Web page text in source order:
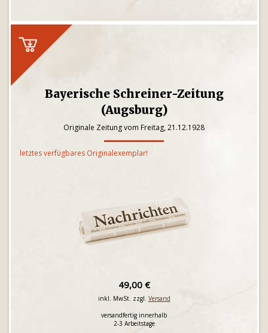
Bayerische Schreiner-Zeitung
(Augsburg)
Originale Zeitung vom Freitag, 21.12.1928
letztes verfügbares Originalexemplar!
49,00 €
inkl. MwSt. zzgl. Versand
versandfertig innerhalb
2-3 Arbeitstage